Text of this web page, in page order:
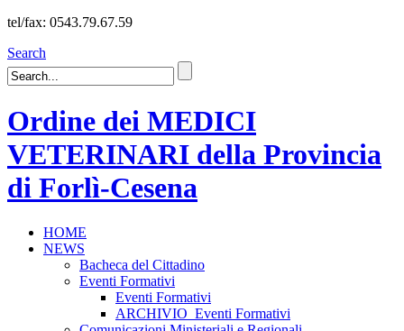
tel/fax: 0543.79.67.59
Search
Ordine dei MEDICI
VETERINARI della Provincia
di Forlì-Cesena
HOME
NEWS
Bacheca del Cittadino
Eventi Formativi
Eventi Formativi
ARCHIVIO_Eventi Formativi